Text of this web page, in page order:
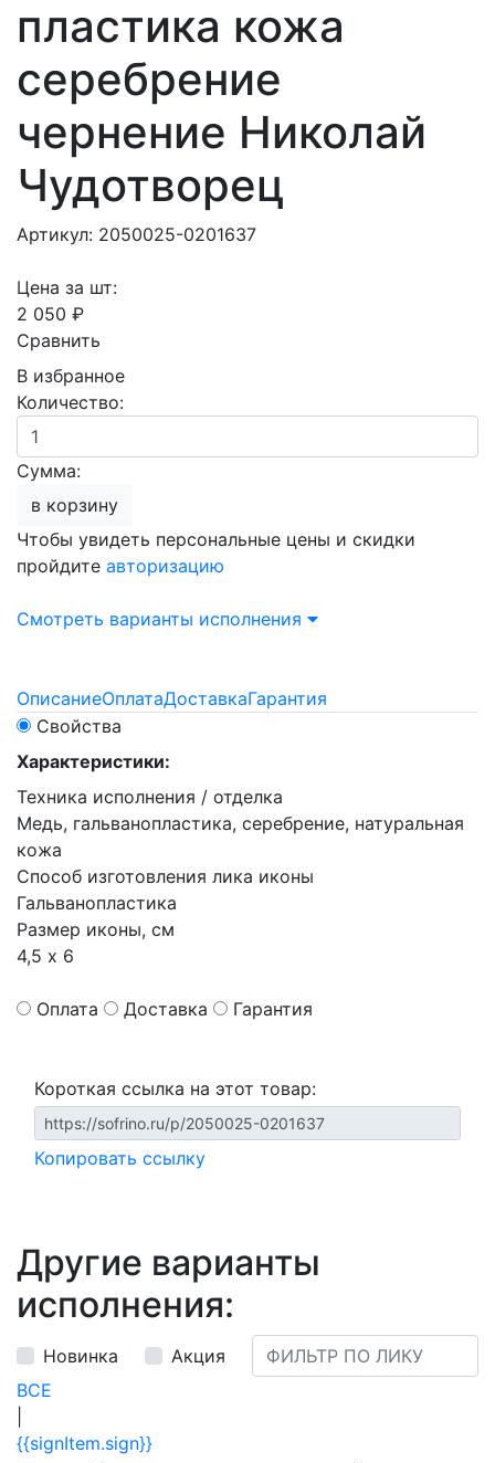
пластика кожа
серебрение
чернение Николай
Чудотворец
Артикул: 2050025-0201637
Цена за шт:
2 050 ₽
Сравнить
В избранное
Количество:
Сумма:
в корзину
Чтобы увидеть персональные цены и скидки
пройдите авторизацию
Смотреть варианты исполнения
ОписаниеОплатаДоставкаГарантия
Свойства
Характеристики:
Техника исполнения / отделка
Медь, гальванопластика, серебрение, натуральная
кожа
Способ изготовления лика иконы
Гальванопластика
Размер иконы, см
4,5 х 6
Оплата Доставка Гарантия
Короткая ссылка на этот товар:
Копировать ссылку
Другие варианты
исполнения:
Новинка
Акция
ВСЕ
{{signItem.sign}}